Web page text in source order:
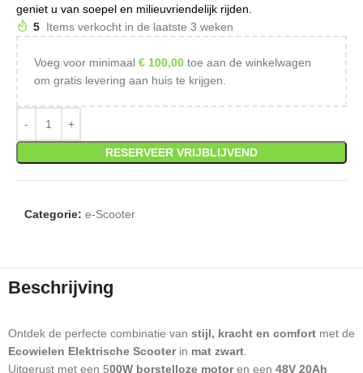
geniet u van soepel en milieuvriendelijk rijden.
5 Items verkocht in de laatste 3 weken
Voeg voor minimaal € 100,00 toe aan de winkelwagen
om gratis levering aan huis te krijgen.
RESERVEER VRIJBLIJVEND
Categorie: e-Scooter
Beschrijving
Ontdek de perfecte combinatie van stijl, kracht en comfort met de
Ecowielen Elektrische Scooterin mat zwart
Uitgerust met een 500W borstelloze motoren een 48V 20Ah